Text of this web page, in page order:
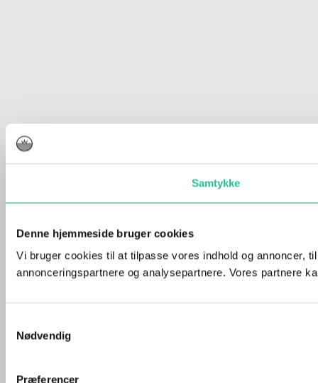
Samtykke
Denne hjemmeside bruger cookies
Vi bruger cookies til at tilpasse vores indhold og annoncer,
annonceringspartnere og analysepartnere. Vores partnere
Nødvendig
Præferencer